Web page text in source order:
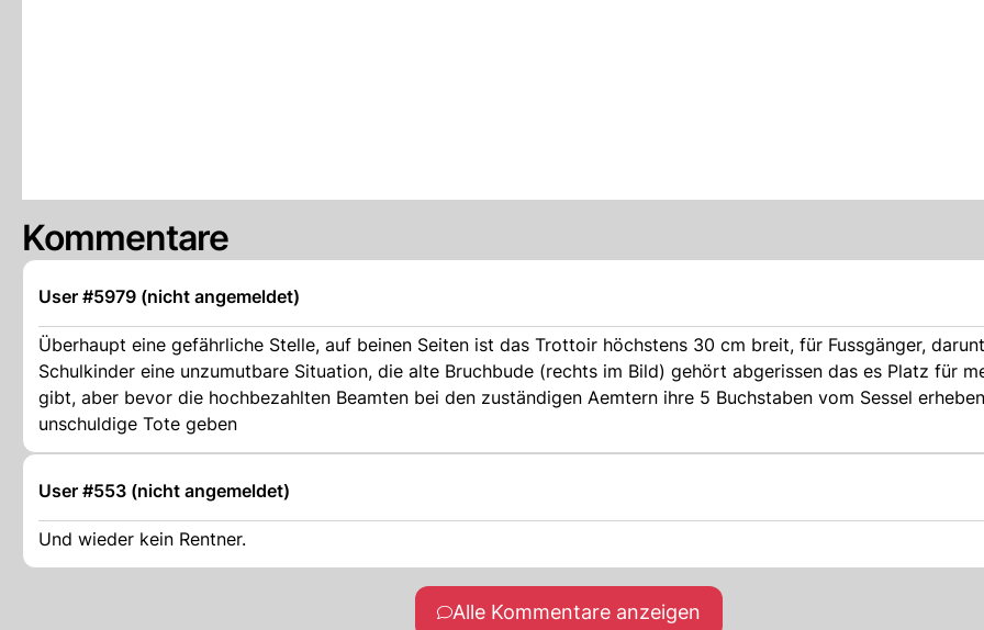
Kommentare
User #5979 (nicht angemeldet)
Überhaupt eine gefährliche Stelle, auf beinen Seiten ist das Trottoir höchstens 30 cm breit, für Fussgänger,
Schulkinder eine unzumutbare Situation, die alte Bruchbude (rechts im Bild) gehört abgerissen das es Platz für
gibt, aber bevor die hochbezahlten Beamten bei den zuständigen Aemtern ihre 5 Buchstaben vom Sessel
unschuldige Tote geben
User #553 (nicht angemeldet)
Und wieder kein Rentner.
Alle Kommentare anzeigen